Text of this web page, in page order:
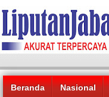
Beranda Nasional